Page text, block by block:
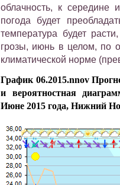
облачность, к середине
погода будет
температура будет
грозы, июнь в целом, по
климатической норме
График 06.2015.nnov
и вероятностная
Июне 2015 года, Нижний